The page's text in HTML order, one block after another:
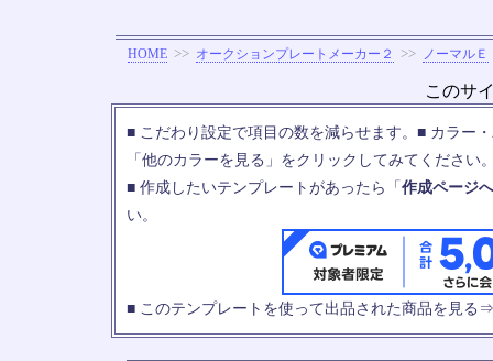
HOME >> オークションプレートメーカー２ >> ノーマルＥ
このサ
■ こだわり設定で項目の数を減らせます。■ カラー
「他のカラーを見る」をクリックしてみてください
■ 作成したいテンプレートがあったら「 作成ページ
い。
■ このテンプレートを使って出品された商品を見る